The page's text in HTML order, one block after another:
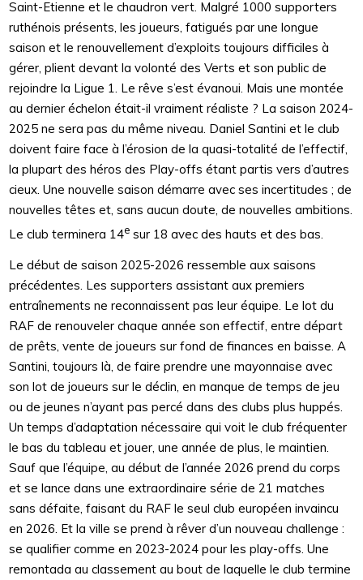
Saint-Etienne et le chaudron vert. Malgré 1000 supporters
ruthénois présents, les joueurs, fatigués par une longue
saison et le renouvellement d’exploits toujours difficiles à
gérer, plient devant la volonté des Verts et son public de
rejoindre la Ligue 1. Le rêve s’est évanoui. Mais une montée
au dernier échelon était-il vraiment réaliste ? La saison 2024-
2025 ne sera pas du même niveau. Daniel Santini et le club
doivent faire face à l’érosion de la quasi-totalité de l’effectif,
la plupart des héros des Play-offs étant partis vers d’autres
cieux. Une nouvelle saison démarre avec ses incertitudes ; de
nouvelles têtes et, sans aucun doute, de nouvelles ambitions.
Le club terminera 14e sur 18 avec des hauts et des bas.
Le début de saison 2025-2026 ressemble aux saisons
précédentes. Les supporters assistant aux premiers
entraînements ne reconnaissent pas leur équipe. Le lot du
RAF de renouveler chaque année son effectif, entre départ
de prêts, vente de joueurs sur fond de finances en baisse. A
Santini, toujours là, de faire prendre une mayonnaise avec
son lot de joueurs sur le déclin, en manque de temps de jeu
ou de jeunes n’ayant pas percé dans des clubs plus huppés.
Un temps d’adaptation nécessaire qui voit le club fréquenter
le bas du tableau et jouer, une année de plus, le maintien.
Sauf que l’équipe, au début de l’année 2026 prend du corps
et se lance dans une extraordinaire série de 21 matches
sans défaite, faisant du RAF le seul club européen invaincu
en 2026. Et la ville se prend à rêver d’un nouveau challenge :
se qualifier comme en 2023-2024 pour les play-offs. Une
remontada au classement au bout de laquelle le club termine